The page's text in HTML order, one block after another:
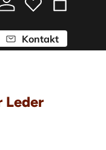
Einloggen
Kontakt
Leder